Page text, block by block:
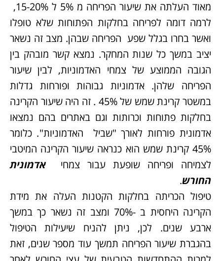
מאוד העלתה את שיעור הפריחה מ 5% ל 15-20%,
לרמה דומה לפריחה בחלקות הפתוחות שלא טופלו
ואשר בחרו בגלל שפע הפריחה שבהן. מצב זה נשאר
יציב במשך כל שנות המחקר. נמצא קשר מובהק בין
הגובה הממוצע של צמחי האדמוניות, לבין שיעור
הפריחה שלהן. אדמוניות גבוהות ופורחות גדלות
במשטר קרינת שמש של 45% . זה היה שיעור הקרינה
בחלקות פתוחות וכרותות וגם באתרים בהם נמצאו
אדמונית פורחות לאורך "שביל האדמוניות". כלומר
45% קרינת שמש הוא כנראה שיעור הקרינה המיטבי
לצמיחה ופריחה שופעת עבור צמחי אדמונית
החורש.
טיפול הכריתה בחלקות הקטנות העלה את מידת
הקרינה היחסית ב -70% ומצב זה נשאר כך במשך
ארבע שנים. לכן, ניתן להניח שיעילות הטיפול
בהגברת שיעור הפריחה תמשך עוד מספר שנים, זאת